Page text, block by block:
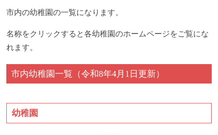
市内の幼稚園の一覧になります。
名称をクリックすると各幼稚園のホームページをご覧にな
れます。
市内幼稚園一覧（令和8年4月1日更新）
幼稚園